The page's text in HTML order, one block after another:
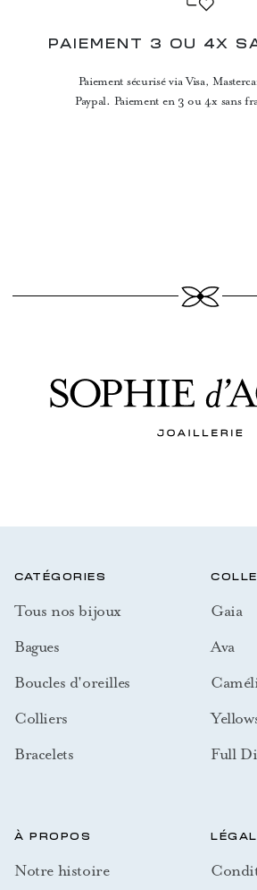
PAIEMENT 3 OU 4X
Paiement sécurisé via Visa,
Paypal. Paiement en 3 ou 4x sans
CATÉGORIES
Tous nos bijoux
Bagues
Boucles d'oreilles
Colliers
Bracelets
Gaia
Ava
Full
À PROPOS
Notre histoire
LÉGAL